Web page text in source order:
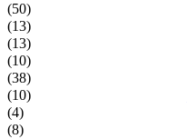
(50)
(13)
(13)
(10)
(38)
(10)
(4)
(8)